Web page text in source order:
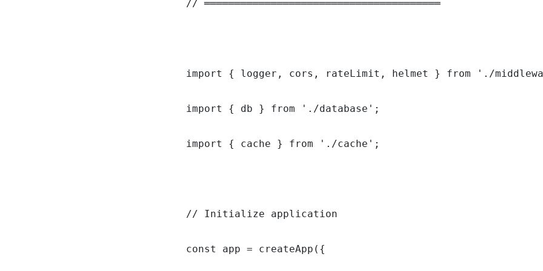
// ═══════════════════════════════════════
import { logger, cors, rateLimit, helmet } from './
import { db } from './database';
import { cache } from './cache';
// Initialize application
const app = createApp({